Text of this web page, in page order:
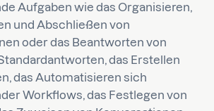
Aufgaben wie das Organisieren,
und Abschließen von
oder das Beantworten von
das Erstellen
das Automatisieren sich
Workflows, das Festlegen von